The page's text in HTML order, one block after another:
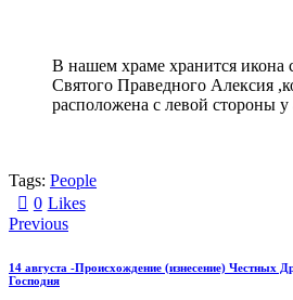
В нашем храме хранится икона
Святого Праведного Алексия
расположена с левой стороны у
Tags: People
0 Likes
Previous
14 августа -Происхождение (изнесение) Честных
Господня